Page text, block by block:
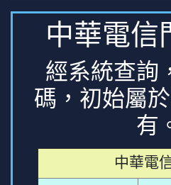
中華電信
經系統查詢
碼，初始屬
有
中華電